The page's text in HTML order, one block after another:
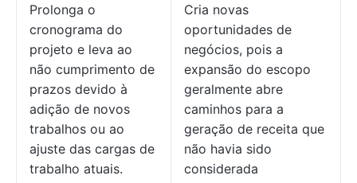
Prolonga o
cronograma do
projeto e leva ao
não cumprimento de
prazos devido à
adição de novos
trabalhos ou ao
ajuste das cargas de
trabalho atuais.
Cria novas
oportunidades de
negócios, pois a
expansão do escopo
geralmente abre
caminhos para a
geração de receita que
não havia sido
considerada